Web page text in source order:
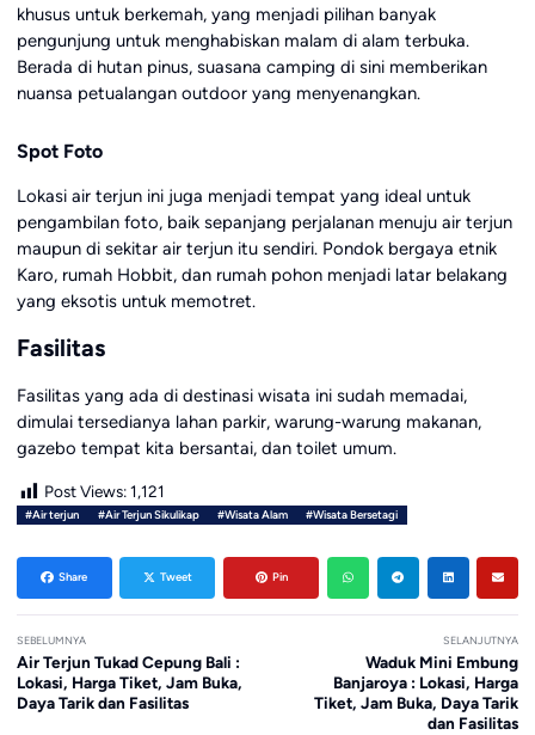
khusus untuk berkemah, yang menjadi pilihan banyak
pengunjung untuk menghabiskan malam di alam terbuka.
Berada di hutan pinus, suasana camping di sini memberikan
nuansa petualangan outdoor yang menyenangkan.
Spot Foto
Lokasi air terjun ini juga menjadi tempat yang ideal untuk
pengambilan foto, baik sepanjang perjalanan menuju air terjun
maupun di sekitar air terjun itu sendiri. Pondok bergaya etnik
Karo, rumah Hobbit, dan rumah pohon menjadi latar belakang
yang eksotis untuk memotret.
Fasilitas
Fasilitas yang ada di destinasi wisata ini sudah memadai,
dimulai tersedianya lahan parkir, warung-warung makanan,
gazebo tempat kita bersantai, dan toilet umum.
Post Views: 1,121
#Air terjun #Air Terjun Sikulikap #Wisata Alam #Wisata Bersetagi
Share Tweet Pin
SEBELUMNYA
Air Terjun Tukad Cepung Bali :
Lokasi, Harga Tiket, Jam Buka,
Daya Tarik dan Fasilitas
SELANJUTNYA
Waduk Mini Embung
Banjaroya : Lokasi, Harga
Tiket, Jam Buka, Daya Tarik
dan Fasilitas